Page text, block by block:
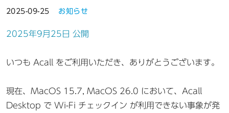
2025-09-25 お知らせ
2025年9月25日 公開
いつも Acall をご利用いただき、ありがとうございます。
現在、MacOS 15.7, MacOS 26.0 において、Acall
Desktop で Wi-Fi チェックイン が利用できない事象が発